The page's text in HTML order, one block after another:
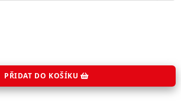
PŘIDAT DO KOŠÍKU